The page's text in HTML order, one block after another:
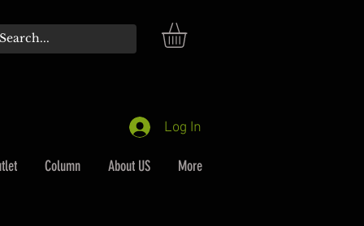
Log In
Column About US More